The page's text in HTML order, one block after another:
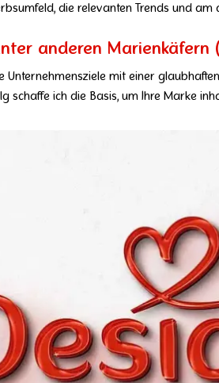
die relevanten Trends und
anderen Marienkäfern
Unternehmensziele mit einer
schaffe ich die Basis, um Ihre Marke